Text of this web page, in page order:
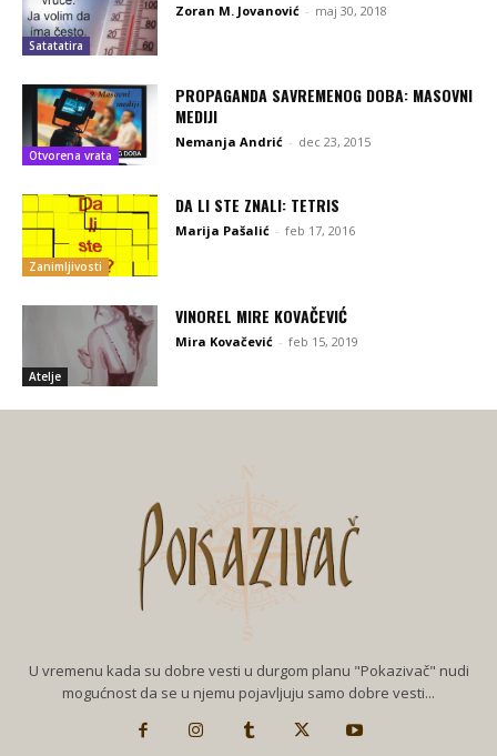
Satatatira
Zoran M. Jovanović - maj 30, 2018
Otvorena vrata
PROPAGANDA SAVREMENOG DOBA: MASOVNI
MEDIJI
Nemanja Andrić - dec 23, 2015
Zanimljivosti
DA LI STE ZNALI: TETRIS
Marija Pašalić - feb 17, 2016
Atelje
VINOREL MIRE KOVAČEVIĆ
Mira Kovačević - feb 15, 2019
U vremenu kada su dobre vesti u durgom planu "Pokazivač" nudi
mogućnost da se u njemu pojavljuju samo dobre vesti...